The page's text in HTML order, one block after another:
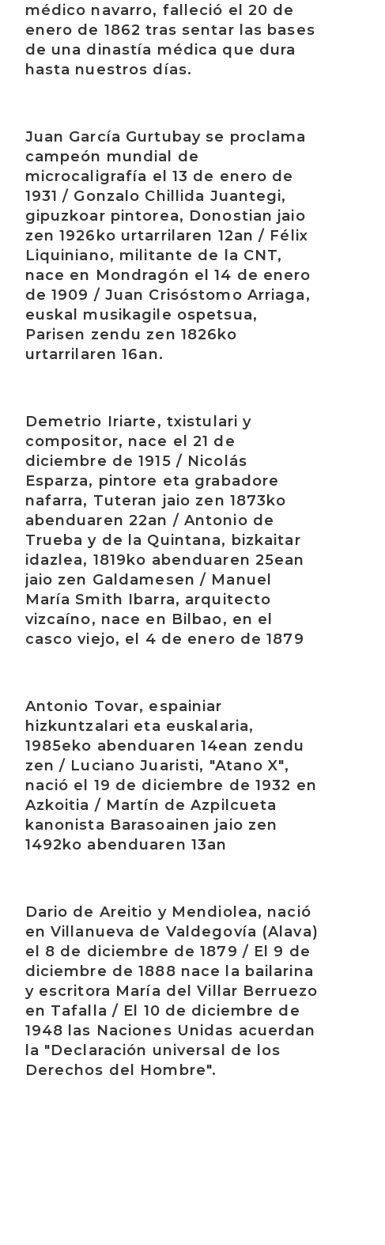
médico navarro, falleció el 20 de
enero de 1862 tras sentar las bases
de una dinastía médica que dura
hasta nuestros días.
Juan García Gurtubay se proclama
campeón mundial de
microcaligrafía el 13 de enero de
1931 / Gonzalo Chillida Juantegi,
gipuzkoar pintorea, Donostian jaio
zen 1926ko urtarrilaren 12an / Félix
Liquiniano, militante de la CNT,
nace en Mondragón el 14 de enero
de 1909 / Juan Crisóstomo Arriaga,
euskal musikagile ospetsua,
Parisen zendu zen 1826ko
urtarrilaren 16an.
Demetrio Iriarte, txistulari y
compositor, nace el 21 de
diciembre de 1915 / Nicolás
Esparza, pintore eta grabadore
nafarra, Tuteran jaio zen 1873ko
abenduaren 22an / Antonio de
Trueba y de la Quintana, bizkaitar
idazlea, 1819ko abenduaren 25ean
jaio zen Galdamesen / Manuel
María Smith Ibarra, arquitecto
vizcaíno, nace en Bilbao, en el
casco viejo, el 4 de enero de 1879
Antonio Tovar, espainiar
hizkuntzalari eta euskalaria,
1985eko abenduaren 14ean zendu
zen / Luciano Juaristi, "Atano X",
nació el 19 de diciembre de 1932 en
Azkoitia / Martín de Azpilcueta
kanonista Barasoainen jaio zen
1492ko abenduaren 13an
Dario de Areitio y Mendiolea, nació
en Villanueva de Valdegovía (Alava)
el 8 de diciembre de 1879 / El 9 de
diciembre de 1888 nace la bailarina
y escritora María del Villar Berruezo
en Tafalla / El 10 de diciembre de
1948 las Naciones Unidas acuerdan
la "Declaración universal de los
Derechos del Hombre".